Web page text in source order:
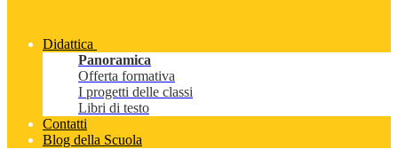
Didattica
Panoramica
Offerta formativa
I progetti delle classi
Libri di testo
Contatti
Blog della Scuola